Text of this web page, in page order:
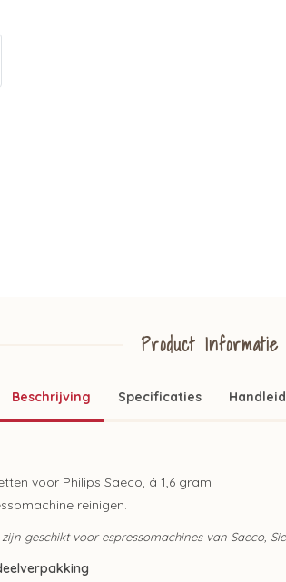
Product Informatie
Beschrijving Specificaties
voor Philips Saeco, á 1,6 gram
reinigen.
geschikt voor espressomachines van Saeco,